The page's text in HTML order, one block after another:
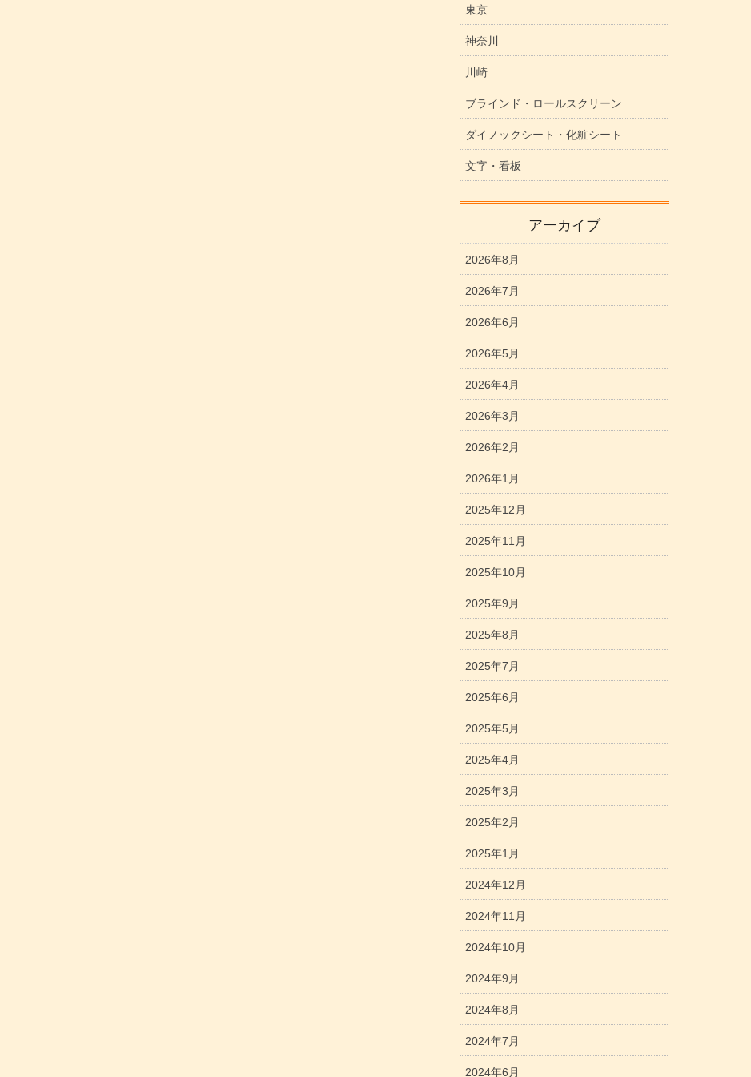
東京
神奈川
川崎
ブラインド・ロールスクリーン
ダイノックシート・化粧シート
文字・看板
アーカイブ
2026年8月
2026年7月
2026年6月
2026年5月
2026年4月
2026年3月
2026年2月
2026年1月
2025年12月
2025年11月
2025年10月
2025年9月
2025年8月
2025年7月
2025年6月
2025年5月
2025年4月
2025年3月
2025年2月
2025年1月
2024年12月
2024年11月
2024年10月
2024年9月
2024年8月
2024年7月
2024年6月